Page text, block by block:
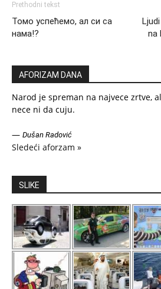
Prethodni tekst
Томо успећемо, ал си са
нама!?
na
AFORIZAM DANA
Narod je spreman na najvece zrtve,
nece ni da cuju.
— Dušan Radović
Sledeći aforzam »
SLIKE